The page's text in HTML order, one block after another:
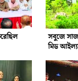
সবুজে
মিড